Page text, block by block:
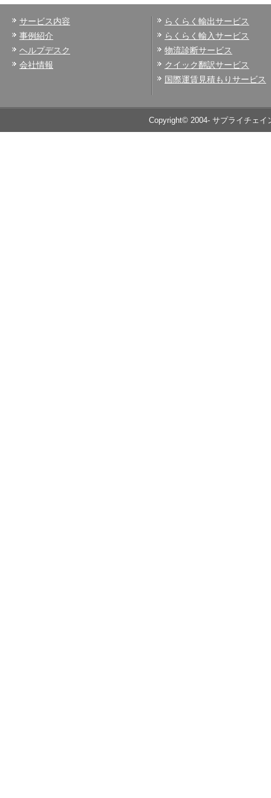
サービス内容
事例紹介
ヘルプデスク
会社情報
らくらく輸出サービス
らくらく輸入サービス
物流診断サービス
クイック翻訳サービス
国際運賃見積もりサービス
Copyright© 2004- サプライチェ